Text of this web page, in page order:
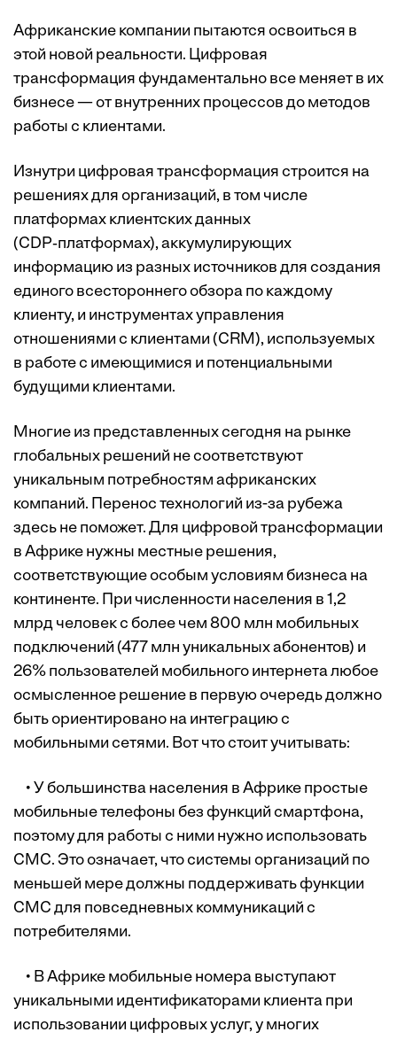
Африканские компании пытаются освоиться в
этой новой реальности. Цифровая
трансформация фундаментально все меняет в их
бизнесе — от внутренних процессов до методов
работы с клиентами.
Изнутри цифровая трансформация строится на
решениях для организаций, в том числе
платформах клиентских данных
(CDP‑платформах), аккумулирующих
информацию из разных источников для создания
единого всестороннего обзора по каждому
клиенту, и инструментах управления
отношениями с клиентами (CRM), используемых
в работе с имеющимися и потенциальными
будущими клиентами.
Многие из представленных сегодня на рынке
глобальных решений не соответствуют
уникальным потребностям африканских
компаний. Перенос технологий из-за рубежа
здесь не поможет. Для цифровой трансформации
в Африке нужны местные решения,
соответствующие особым условиям бизнеса на
континенте. При численности населения в 1,2
млрд человек с более чем 800 млн мобильных
подключений (477 млн уникальных абонентов) и
26% пользователей мобильного интернета любое
осмысленное решение в первую очередь должно
быть ориентировано на интеграцию с
мобильными сетями. Вот что стоит учитывать:
• У большинства населения в Африке простые
мобильные телефоны без функций смартфона,
поэтому для работы с ними нужно использовать
СМС. Это означает, что системы организаций по
меньшей мере должны поддерживать функции
СМС для повседневных коммуникаций с
потребителями.
• В Африке мобильные номера выступают
уникальными идентификаторами клиента при
использовании цифровых услуг, у многих